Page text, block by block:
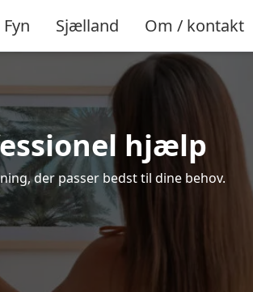
Fyn Sjælland Om / kontakt
hjælp
der passer bedst til dine behov.